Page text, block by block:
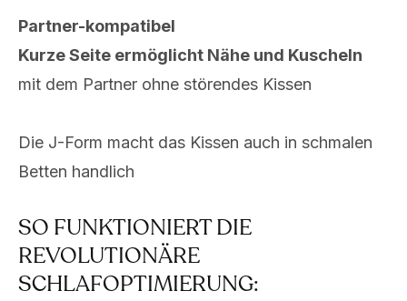
Partner-kompatibel
Kurze Seite ermöglicht Nähe und Kuscheln
mit dem Partner ohne störendes Kissen
Die J-Form macht das Kissen auch in schmalen
Betten handlich
SO FUNKTIONIERT DIE
REVOLUTIONÄRE
SCHLAFOPTIMIERUNG: